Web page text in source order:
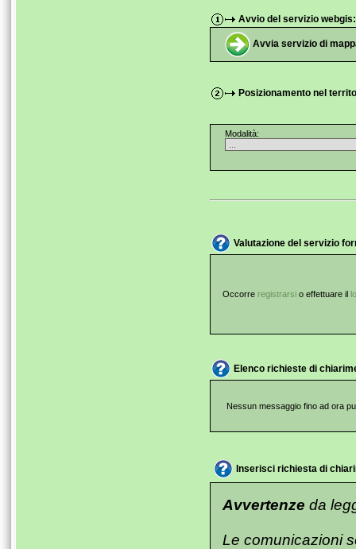
Avvio del servizio webgis:
Avvia servizio di
Posizionamento nel
Modalità:
Valutazione del servizio
Occorre registrarsi o effettuare il
Elenco richieste di
Nessun messaggio fino ad ora
Inserisci richiesta di
Avvertenze da
Le comunicazioni